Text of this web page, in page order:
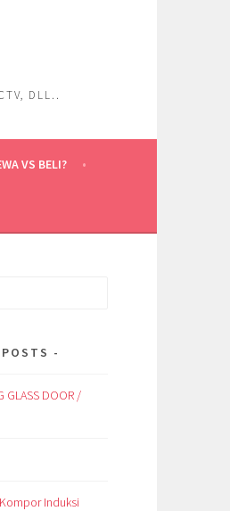
DLL..
VS BELI?
GLASS DOOR /
Induksi